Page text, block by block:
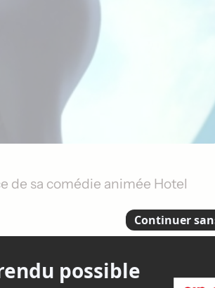
de sa comédie animée Hotel
maintenant maman d'un petit
est-ce que cet enfant a les